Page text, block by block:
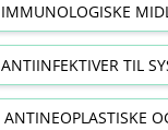
IMMUNOLOGISKE
ANTIINFEKTIVER TIL
ANTINEOPLASTISKE